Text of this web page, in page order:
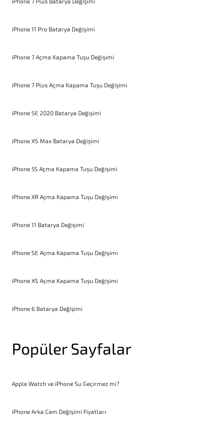
iPhone 11 Pro Batarya Değişimi
iPhone 7 Açma Kapama Tuşu Değişimi
iPhone 7 Plus Açma Kapama Tuşu Değişimi
iPhone SE 2020 Batarya Değişimi
iPhone XS Max Batarya Değişimi
iPhone 5S Açma Kapama Tuşu Değişimi
iPhone XR Açma Kapama Tuşu Değişimi
iPhone 11 Batarya Değişimi
iPhone SE Açma Kapama Tuşu Değişimi
iPhone XS Açma Kapama Tuşu Değişimi
iPhone 6 Batarya Değişimi
Popüler Sayfalar
Apple Watch ve iPhone Su Geçirmez mi?
iPhone Arka Cam Değişimi Fiyatları